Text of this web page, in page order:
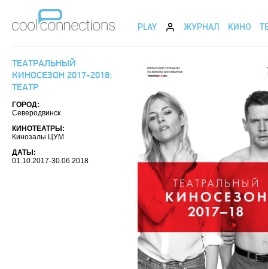
PLAY ЖУРНАЛ КИНО
ТЕАТРАЛЬНЫЙ
КИНОСЕЗОН 2017-2018:
ТЕАТР
ГОРОД:
Северодвинск
КИНОТЕАТРЫ:
Кинозалы ЦУМ
ДАТЫ:
01.10.2017-30.06.2018